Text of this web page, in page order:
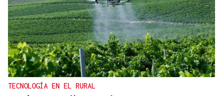
TECNOLOGÍA EN EL RURAL